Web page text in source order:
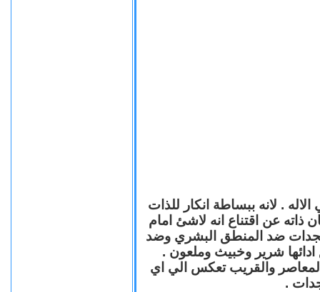
. لانه ببساطة انكار للذات
ذاته عن اقتناع انه لاشئ امام
ضد المنطق البشري وضد
ادائها شرير وخبيث وملعون .
المعاصر والقريب تعكس الي اي
.